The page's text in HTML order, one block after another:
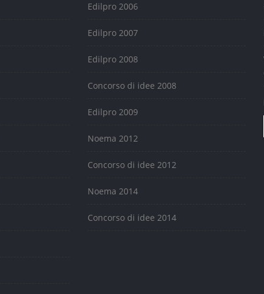
Edilpro 2006
Edilpro 2007
Edilpro 2008
Concorso di idee 2008
Edilpro 2009
Noema 2012
Concorso di idee 2012
Noema 2014
Concorso di idee 2014